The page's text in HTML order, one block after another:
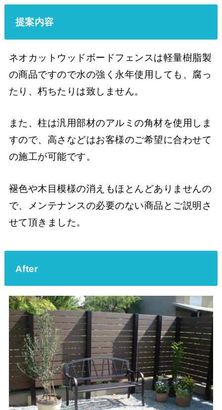
提案内容
ネオカットウッドボードフェンスは軽量樹脂製
の商品ですので水の強く永年使用しても、腐っ
たり、朽ちたりは致しません。
また、柱は汎用部材のアルミの角材を使用しま
すので、高さなどはお客様のご希望に合わせて
の施工が可能です。
褪色や木目模様の消えもほとんどありませんの
で、メンテナンスの必要のない商品とご説明さ
せて頂きました。
After